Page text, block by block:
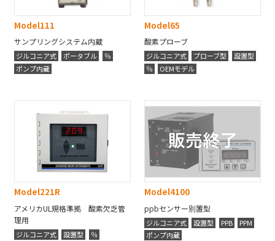
Model111
サンプリングシステム内蔵
ジルコニア式 ポータブル
％
ポンプ内蔵
Model65
酸素プローブ
ジルコニア式 プローブ型
設置型
％
OEMモデル
Model221R
アメリカUL規格準拠 酸素欠乏管
理用
ジルコニア式 設置型 ％
Model4100
ppbセンサー別置型
ジルコニア式 設置型 PPB
PPM
ポンプ内蔵